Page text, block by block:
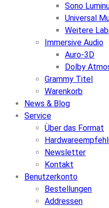
Sono
Universal
Weitere
Immersive Audio
Auro-3D
Dolby
Grammy Titel
Warenkorb
News & Blog
Service
Über das Format
Newsletter
Kontakt
Benutzerkonto
Bestellungen
Addressen